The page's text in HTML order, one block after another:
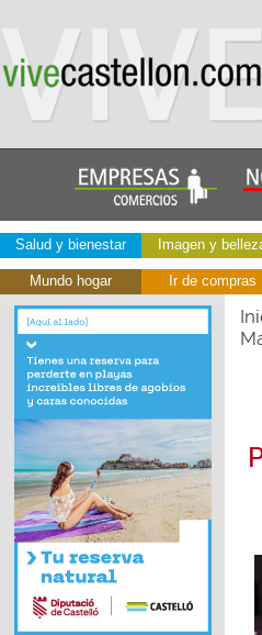
Salud y bienestar Imagen y
Mundo hogar Ir de compras